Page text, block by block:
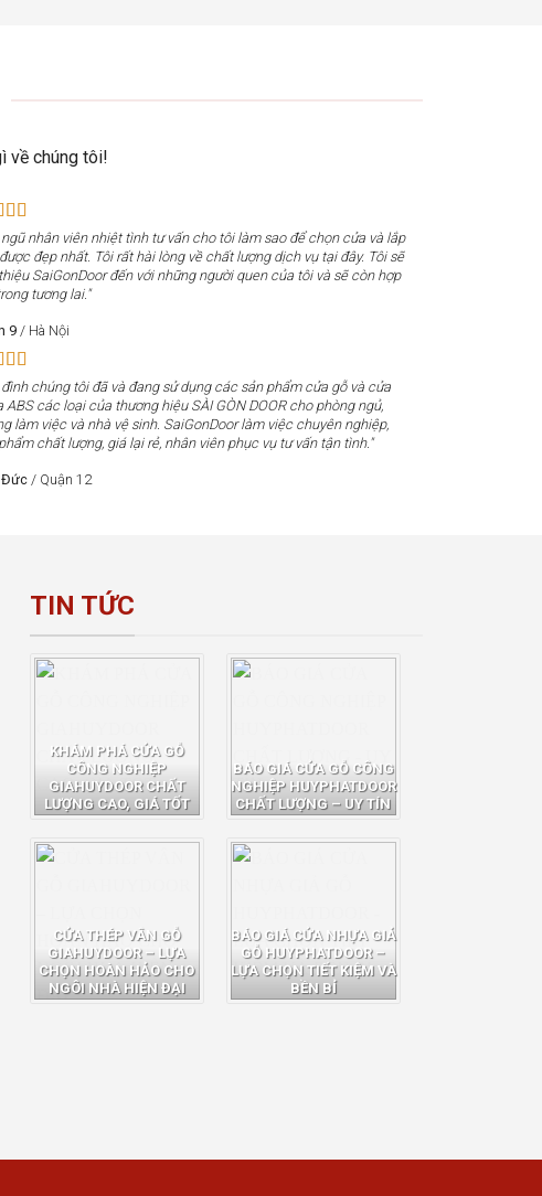
về chúng tôi!
nhân viên nhiệt tình tư vấn cho tôi làm sao để chọn cửa và lắp
đẹp nhất. Tôi rất hài lòng về chất lượng dịch vụ tại đây. Tôi sẽ
SaiGonDoor đến với những người quen của tôi và sẽ còn hợp
tương lai."
9 / Hà Nội
đình chúng tôi đã và đang sử dụng các sản phẩm cửa gỗ và cửa
ABS các loại của thương hiệu SÀI GÒN DOOR cho phòng ngủ,
làm việc và nhà vệ sinh. SaiGonDoor làm việc chuyên nghiệp,
chất lượng, giá lại rẻ, nhân viên phục vụ tư vấn tận tình."
Đức / Quận 12
TIN TỨC
KHÁM PHÁ CỬA GỖ
CÔNG NGHIỆP
GIAHUYDOOR CHẤT
LƯỢNG CAO, GIÁ TỐT
BÁO GIÁ CỬA GỖ CÔNG
NGHIỆP HUYPHATDOOR
CHẤT LƯỢNG – UY TÍN
CỬA THÉP VÂN GỖ
GIAHUYDOOR – LỰA
CHỌN HOÀN HẢO CHO
NGÔI NHÀ HIỆN ĐẠI
BÁO GIÁ CỬA NHỰA GIẢ
GỖ HUYPHATDOOR –
LỰA CHỌN TIẾT KIỆM VÀ
BỀN BỈ